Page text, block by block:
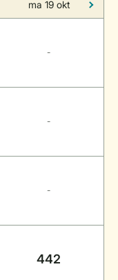
ma 19 okt
-
-
-
442